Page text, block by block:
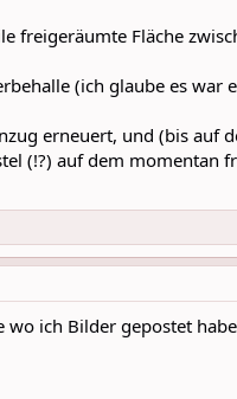
freigeräumte Fläche
(ich glaube es
erneuert, und (bis auf
(!?) auf dem momentan
ich Bilder gepostet